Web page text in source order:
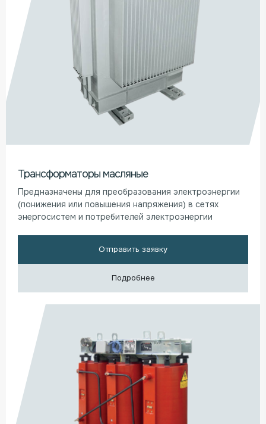
Трансформаторы масляные
Предназначены для преобразования электроэнергии
(понижения или повышения напряжения) в сетях
энергосистем и потребителей электроэнергии
Отправить заявку
Подробнее